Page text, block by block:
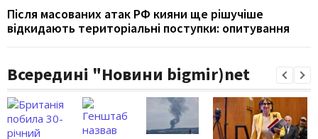
Після масованих атак РФ кияни ще рішучіше
відкидають територіальні поступки: опитування
Всередині "Новини bigmir)net